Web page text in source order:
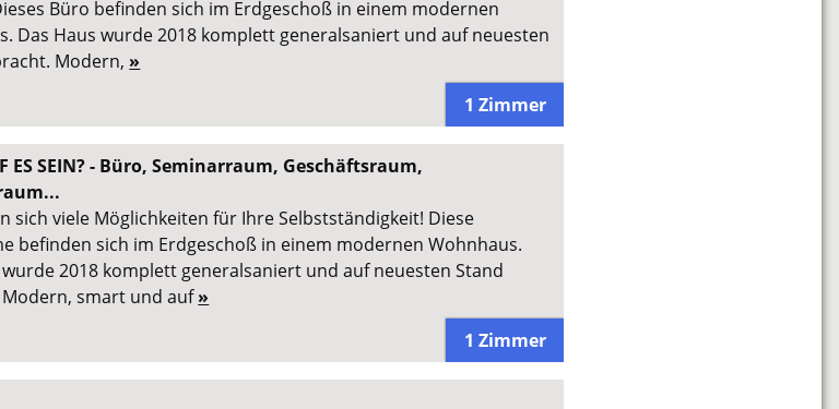
Büro befinden sich im Erdgeschoß in einem modernen
Das Haus wurde 2018 komplett generalsaniert und auf neuesten
Modern, »
1 Zimmer
ES SEIN? - Büro, Seminarraum, Geschäftsraum,
sich viele Möglichkeiten für Ihre Selbstständigkeit! Diese
befinden sich im Erdgeschoß in einem modernen Wohnhaus.
wurde 2018 komplett generalsaniert und auf neuesten Stand
smart und auf»
1 Zimmer